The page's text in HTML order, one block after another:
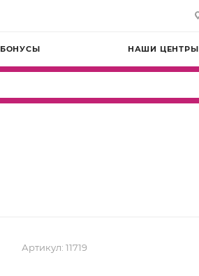
БОНУСЫ НАШИ ЦЕНТРЫ
Артикул: 11719